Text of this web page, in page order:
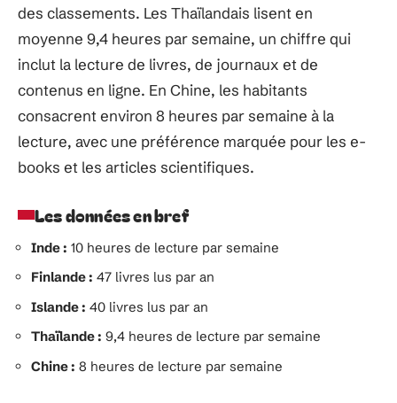
des classements. Les Thaïlandais lisent en
moyenne 9,4 heures par semaine, un chiffre qui
inclut la lecture de livres, de journaux et de
contenus en ligne. En Chine, les habitants
consacrent environ 8 heures par semaine à la
lecture, avec une préférence marquée pour les e-
books et les articles scientifiques.
Les données en bref
Inde : 10 heures de lecture par semaine
Finlande : 47 livres lus par an
Islande : 40 livres lus par an
Thaïlande : 9,4 heures de lecture par semaine
Chine : 8 heures de lecture par semaine